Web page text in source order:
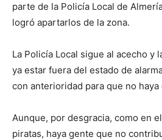
parte de la Policía Local de
logró apartarlos de la zona.
La Policía Local sigue al acecho y
ya estar fuera del estado de
con anterioridad para que no
Aunque, por desgracia, como en
piratas, haya gente que no